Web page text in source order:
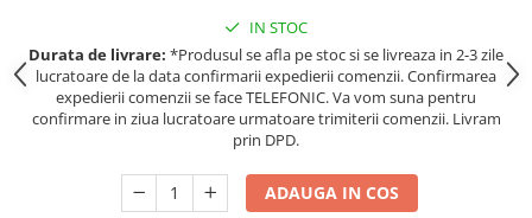
IN STOC
Durata de livrare: *Produsul se afla pe stoc si se livreaza in 2-3 zile
lucratoare de la data confirmarii expedierii comenzii. Confirmarea
expedierii comenzii se face TELEFONIC. Va vom suna pentru
confirmare in ziua lucratoare urmatoare trimiterii comenzii. Livram
prin DPD.
ADAUGA IN COS